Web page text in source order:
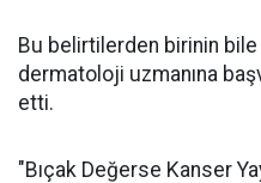
Bu belirtilerden birinin
dermatoloji uzmanına
etti.
"Bıçak Değerse Kanser